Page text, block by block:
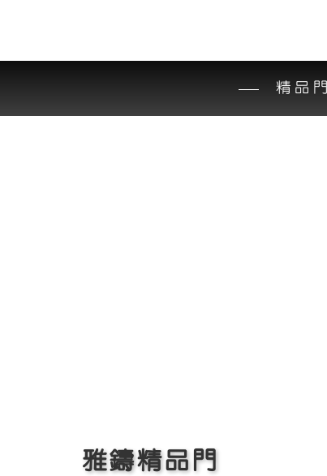
精品門
雅鑄精品門